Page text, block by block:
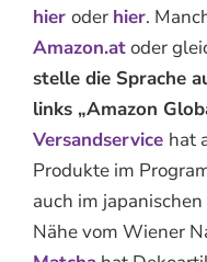
hier oder hier.
Amazon.atoder
stelle die Sprache
links „Amazon
Versandservice hat
Produkte im
auch im
Nähe vom Wiener